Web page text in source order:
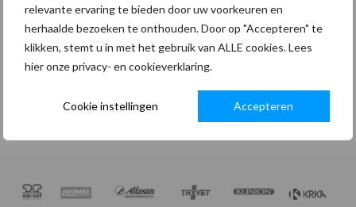
relevante ervaring te bieden door uw voorkeuren en
herhaalde bezoeken te onthouden. Door op "Accepteren" te
klikken, stemt u in met het gebruik van ALLE cookies. Lees
hier onze privacy- en cookieverklaring.
Cookie instellingen Accepteren
ervaring op deze site te ondersteunen, om toegang
tot je account te beheren en voor andere doeleinden
zoals omschreven in onzeprivacybeleid.